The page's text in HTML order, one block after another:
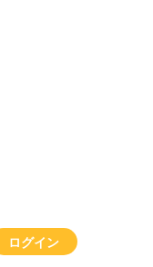
ログイン